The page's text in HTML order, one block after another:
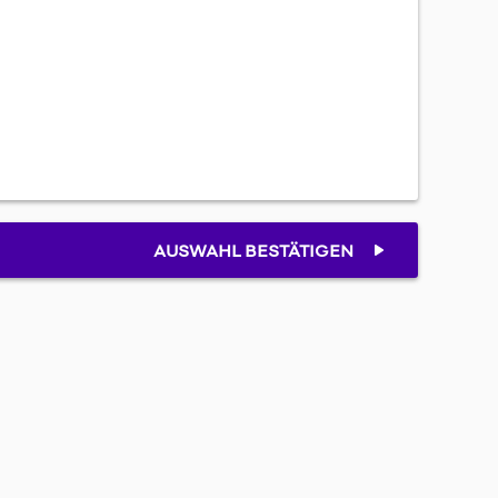
AUSWAHL BESTÄTIGEN